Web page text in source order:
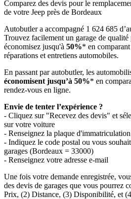
Comparez des devis pour le
de votre Jeep près de Bordeaux
Autobutler a accompagné 1 624 685
Trouvez facilement un garage de qualité
économisez jusqu'à 50%* en
réparations et entretiens automobiles.
En passant par autobutler, les
économisent jusqu’à 50%* en
rendez-vous en ligne.
Envie de tenter l’expérience ?
- Cliquez sur "Recevez des devis" et
sur votre voiture
- Renseignez la plaque
- Indiquez le code postal ou vous
garages (Bordeaux = 33000)
- Renseignez votre adresse e-mail
Une fois votre demande enregistrée,
des devis de garages que vous pourrez
Prix, (2) Distance, (3) Disponibilité, et